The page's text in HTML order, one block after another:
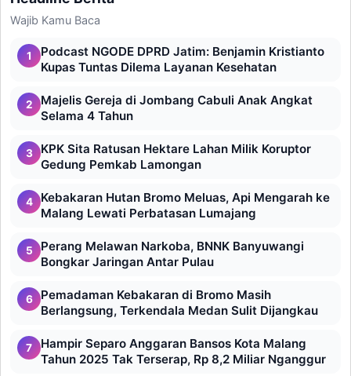
Wajib Kamu Baca
1
Podcast NGODE DPRD Jatim: Benjamin Kristianto
Kupas Tuntas Dilema Layanan Kesehatan
2
Majelis Gereja di Jombang Cabuli Anak Angkat
Selama 4 Tahun
3
KPK Sita Ratusan Hektare Lahan Milik Koruptor
Gedung Pemkab Lamongan
4
Kebakaran Hutan Bromo Meluas, Api Mengarah ke
Malang Lewati Perbatasan Lumajang
5
Perang Melawan Narkoba, BNNK Banyuwangi
Bongkar Jaringan Antar Pulau
6
Pemadaman Kebakaran di Bromo Masih
Berlangsung, Terkendala Medan Sulit Dijangkau
7
Hampir Separo Anggaran Bansos Kota Malang
Tahun 2025 Tak Terserap, Rp 8,2 Miliar Nganggur